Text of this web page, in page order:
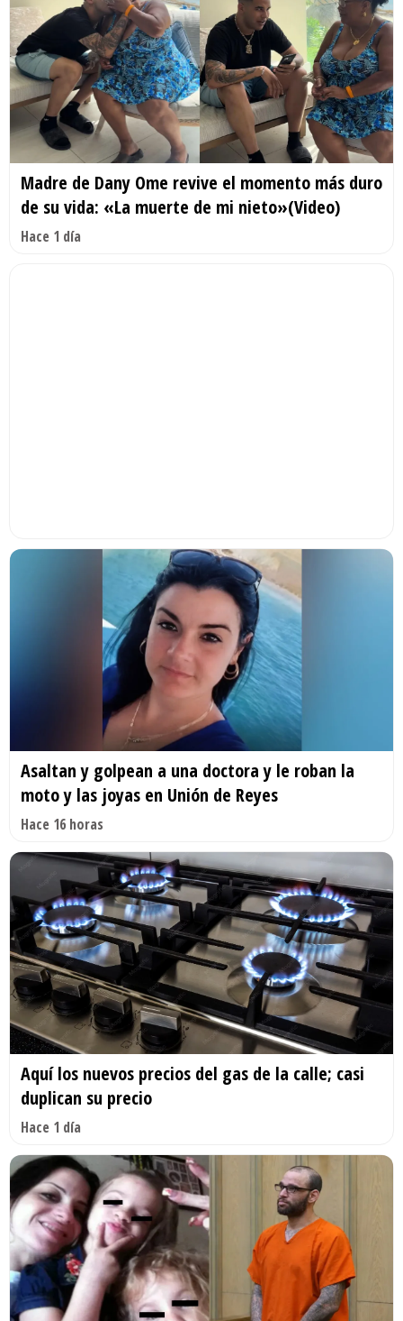
Madre de Dany Ome revive el momento más duro
de su vida: «La muerte de mi nieto»(Video)
Hace 1 día
Asaltan y golpean a una doctora y le roban la
moto y las joyas en Unión de Reyes
Hace 16 horas
Aquí los nuevos precios del gas de la calle; casi
duplican su precio
Hace 1 día